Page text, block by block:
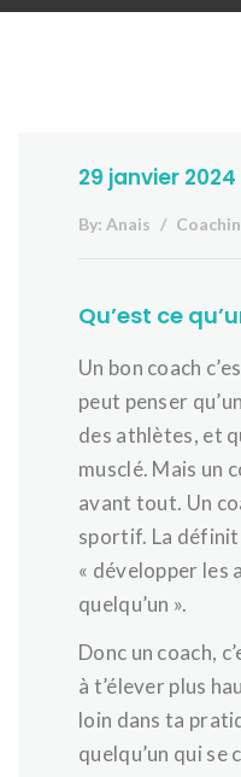
29 janvier 2024
By: Anais
Qu’est ce
Un bon coach
peut penser
des athlètes, et
musclé. Mais un
avant tout. Un
sportif. La
« développer les
quelqu’un ».
Donc un coach,
à t’élever plus
loin dans ta
quelqu’un qui